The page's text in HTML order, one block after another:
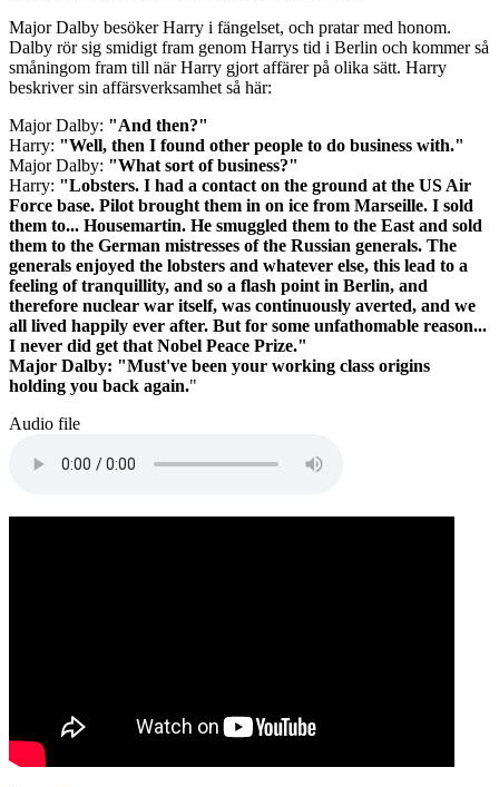
Major Dalby besöker Harry i fängelset, och pratar med honom.
Dalby rör sig smidigt fram genom Harrys tid i Berlin och kommer så
småningom fram till när Harry gjort affärer på olika sätt. Harry
beskriver sin affärsverksamhet så här:
Major Dalby: "And then?"
Harry: "Well, then I found other people to do business with."
Major Dalby: "What sort of business?"
Harry: "Lobsters. I had a contact on the ground at the US Air
Force base. Pilot brought them in on ice from Marseille. I sold
them to... Housemartin. He smuggled them to the East and sold
them to the German mistresses of the Russian generals. The
generals enjoyed the lobsters and whatever else, this lead to a
feeling of tranquillity, and so a flash point in Berlin, and
therefore nuclear war itself, was continuously averted, and we
all lived happily ever after. But for some unfathomable reason...
I never did get that Nobel Peace Prize."
Major Dalby: "Must've been your working class origins
holding you back again."
Audio file